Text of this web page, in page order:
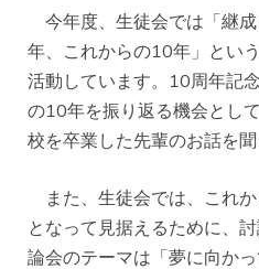
今年度、生徒会では「継
年、これからの10年」とい
活動しています。10周年記
の10年を振り返る機会とし
校を卒業した先輩のお話を聞
また、生徒会では、これ
となって見据えるために、
論会のテーマは「夢に向かっ